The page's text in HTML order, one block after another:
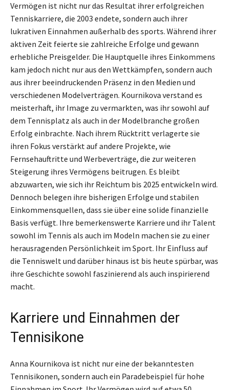
Vermögen ist nicht nur das Resultat ihrer erfolgreichen
Tenniskarriere, die 2003 endete, sondern auch ihrer
lukrativen Einnahmen außerhalb des sports. Während ihrer
aktiven Zeit feierte sie zahlreiche Erfolge und gewann
erhebliche Preisgelder. Die Hauptquelle ihres Einkommens
kam jedoch nicht nur aus den Wettkämpfen, sondern auch
aus ihrer beeindruckenden Präsenz in den Medien und
verschiedenen Modelverträgen. Kournikova verstand es
meisterhaft, ihr Image zu vermarkten, was ihr sowohl auf
dem Tennisplatz als auch in der Modelbranche großen
Erfolg einbrachte. Nach ihrem Rücktritt verlagerte sie
ihren Fokus verstärkt auf andere Projekte, wie
Fernsehauftritte und Werbeverträge, die zur weiteren
Steigerung ihres Vermögens beitrugen. Es bleibt
abzuwarten, wie sich ihr Reichtum bis 2025 entwickeln wird.
Dennoch belegen ihre bisherigen Erfolge und stabilen
Einkommensquellen, dass sie über eine solide finanzielle
Basis verfügt. Ihre bemerkenswerte Karriere und ihr Talent
sowohl im Tennis als auch im Modeln machen sie zu einer
herausragenden Persönlichkeit im Sport. Ihr Einfluss auf
die Tenniswelt und darüber hinaus ist bis heute spürbar, was
ihre Geschichte sowohl faszinierend als auch inspirierend
macht.
Karriere und Einnahmen der
Tennisikone
Anna Kournikova ist nicht nur eine der bekanntesten
Tennisikonen, sondern auch ein Paradebeispiel für hohe